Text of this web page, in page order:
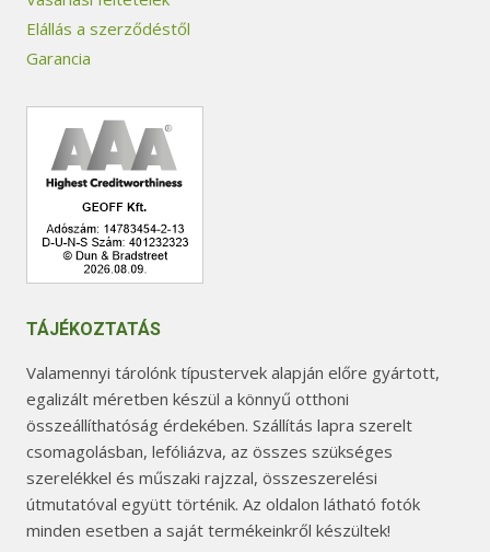
Elállás a szerződéstől
Garancia
TÁJÉKOZTATÁS
Valamennyi tárolónk típustervek alapján előre gyártott,
egalizált méretben készül a könnyű otthoni
összeállíthatóság érdekében. Szállítás lapra szerelt
csomagolásban, lefóliázva, az összes szükséges
szerelékkel és műszaki rajzzal, összeszerelési
útmutatóval együtt történik. Az oldalon látható fotók
minden esetben a saját termékeinkről készültek!